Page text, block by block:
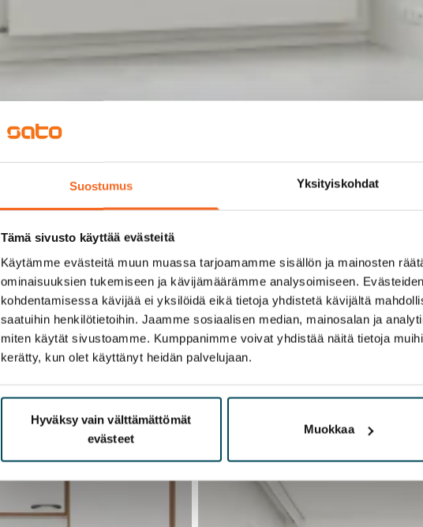
Suostumus Yksityiskohdat
Tämä sivusto käyttää evästeitä
Käytämme evästeitä muun muassa tarjoamamme sisällön ja mainosten
ominaisuuksien tukemiseen ja kävijämäärämme analysoimiseen.
kohdentamisessa kävijää ei yksilöidä eikä tietoja yhdistetä kävijältä
saatuihin henkilötietoihin. Jaamme sosiaalisen median, mainosalan ja
miten käytät sivustoamme. Kumppanimme voivat yhdistää näitä tietoja
kerätty, kun olet käyttänyt heidän palvelujaan.
Hyväksy vain välttämättömät
evästeet
Muokkaa